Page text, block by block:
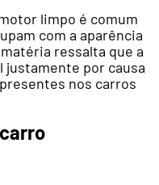
limpo é comum
com a aparência
ressalta que a
justamente por causa
nos carros